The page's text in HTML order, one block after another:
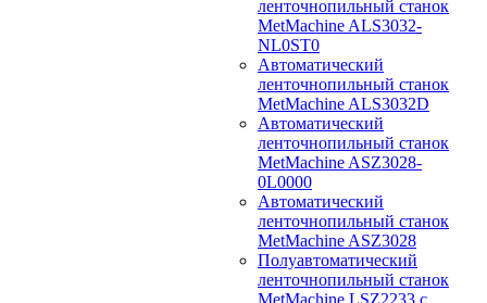
ленточнопильный станок
MetMachine ALS3032-
NL0ST0
Автоматический
ленточнопильный станок
MetMachine ALS3032D
Автоматический
ленточнопильный станок
MetMachine ASZ3028-
0L0000
Автоматический
ленточнопильный станок
MetMachine ASZ3028
Полуавтоматический
ленточнопильный станок
MetMachine LSZ2233 с